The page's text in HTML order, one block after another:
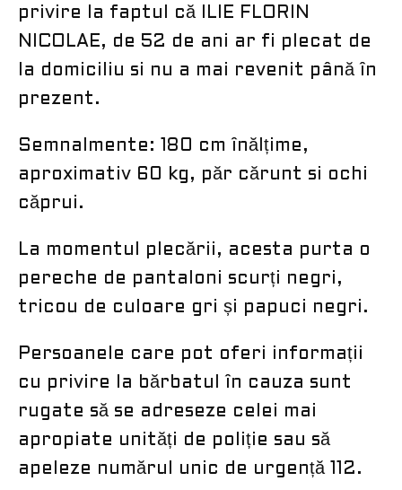
privire la faptul că ILIE FLORIN
NICOLAE, de 52 de ani ar fi plecat de
la domiciliu si nu a mai revenit până în
prezent.
Semnalmente: 180 cm înălțime,
aproximativ 60 kg, păr cărunt si ochi
căprui.
La momentul plecării, acesta purta o
pereche de pantaloni scurți negri,
tricou de culoare gri și papuci negri.
Persoanele care pot oferi informații
cu privire la bărbatul în cauza sunt
rugate să se adreseze celei mai
apropiate unități de poliție sau să
apeleze numărul unic de urgență 112.